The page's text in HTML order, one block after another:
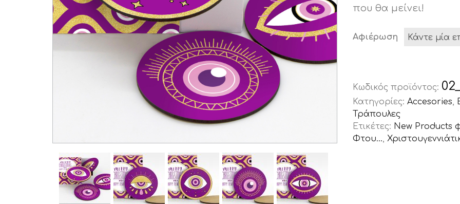
που θα μείνει!
Αφιέρωση
Κωδικός προϊόντος:
Κατηγορίες: Accesories,
Τράπουλες
Ετικέτες: New Products
Φτου...,